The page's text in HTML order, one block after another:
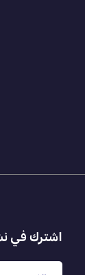
اشترك في